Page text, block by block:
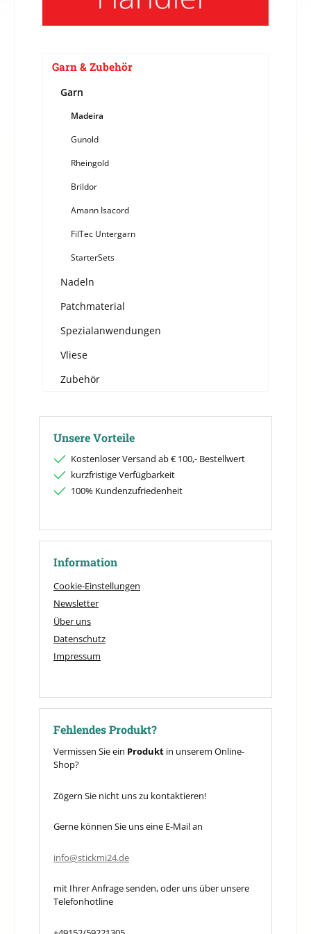
Garn & Zubehör
Garn
Madeira
Gunold
Rheingold
Brildor
Amann Isacord
FilTec Untergarn
StarterSets
Nadeln
Patchmaterial
Spezialanwendungen
Vliese
Zubehör
Unsere Vorteile
Kostenloser Versand ab € 100,- Bestellwert
kurzfristige Verfügbarkeit
100% Kundenzufriedenheit
Information
Cookie-Einstellungen
Newsletter
Über uns
Datenschutz
Impressum
Fehlendes Produkt?
Vermissen Sie ein Produkt in unserem Online-
Shop?
Zögern Sie nicht uns zu kontaktieren!
Gerne können Sie uns eine E-Mail an
info@stickmi24.de
mit Ihrer Anfrage senden, oder uns über unsere
Telefonhotline